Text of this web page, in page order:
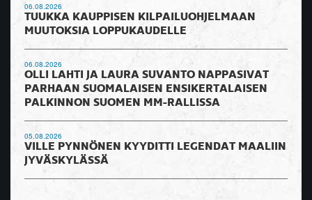
06.08.2026
TUUKKA KAUPPISEN KILPAILUOHJELMAAN
MUUTOKSIA LOPPUKAUDELLE
06.08.2026
OLLI LAHTI JA LAURA SUVANTO NAPPASIVAT
PARHAAN SUOMALAISEN ENSIKERTALAISEN
PALKINNON SUOMEN MM-RALLISSA
05.08.2026
VILLE PYNNÖNEN KYYDITTI LEGENDAT MAALIIN
JYVÄSKYLÄSSÄ